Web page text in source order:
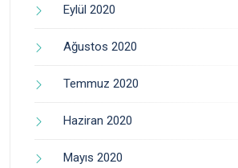
Eylül 2020
Ağustos 2020
Temmuz 2020
Haziran 2020
Mayıs 2020